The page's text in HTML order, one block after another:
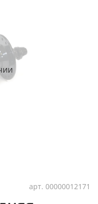
арт. 00000012171